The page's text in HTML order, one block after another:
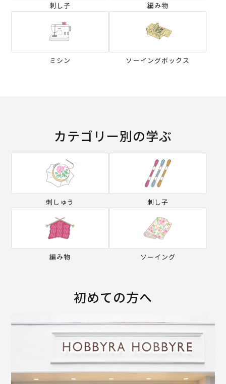
刺し子 編み物
ミシン ソーイングボックス
カテゴリー別の学ぶ
刺しゅう 刺し子
編み物 ソーイング
初めての方へ